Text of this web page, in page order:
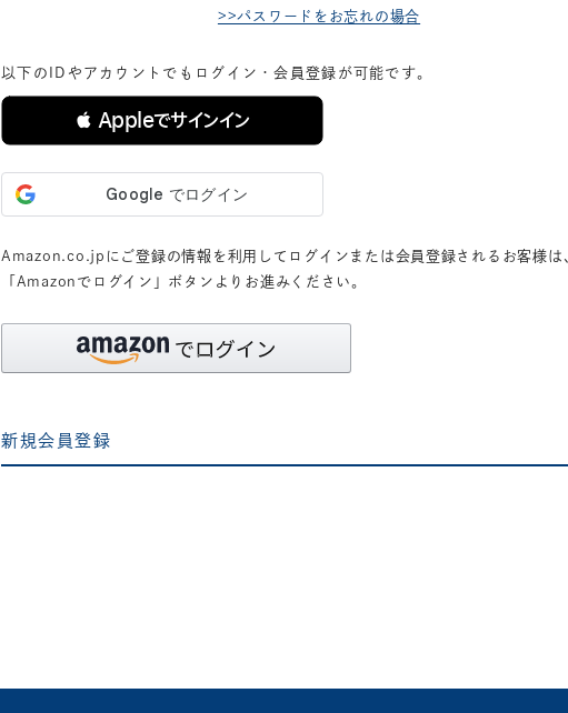
>>パスワードをお忘れの場合
以下のIDやアカウントでもログイン・会員登録が可能です。
 Appleでサインイン
Amazon.co.jpにご登録の情報を利用してログインまたは会員登録されるお客様は
「Amazonでログイン」ボタンよりお進みください。
新規会員登録